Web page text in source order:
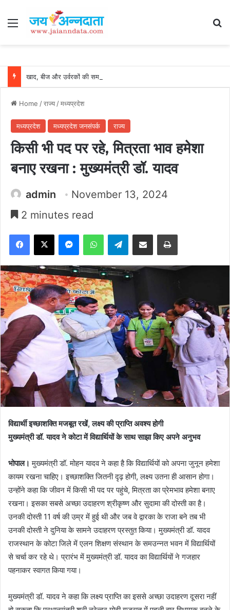
Menu
Home /राज्य/मध्यप्रदेश
मध्यप्रदेश मध्यप्रदेश जनसंपर्क राज्य
किसी भी पद पर रहे, मित्रता भाव हमेशा
बनाए रखना : मुख्यमंत्री डॉ. यादव
admin
November 13, 2024
2 minutes read
Facebook
X MessengerWhatsAppTelegramShare via Email Print
विद्यार्थी इच्छाशक्ति मजबूत रखें, लक्ष्य की प्राप्ति अवश्य होगी
मुख्यमंत्री डॉ. यादव ने कोटा में विद्यार्थियों के साथ साझा किए अपने अनुभव
भोपाल। मुख्यमंत्री डॉ. मोहन यादव ने कहा है कि विद्यार्थियों को अपना जुनून हमेशा
कायम रखना चाहिए। इच्छाशक्ति जितनी दृढ़ होगी, लक्ष्य उतना ही आसान होगा।
उन्होंने कहा कि जीवन में किसी भी पद पर पहुंचे, मित्रता का प्रेमभाव हमेशा बनाए
रखना। इसका सबसे अच्छा उदाहरण श्रीकृष्ण और सुदामा की दोस्ती का है।
उनकी दोस्ती 11 वर्ष की उम्र में हुई थी और जब वे द्वारका के राजा बने तब भी
उनकी दोस्ती ने दुनिया के सामने उदाहरण प्रस्तुत किया। मुख्यमंत्री डॉ. यादव
राजस्थान के कोटा जिले में एलन शिक्षण संस्थान के समउन्नत भवन में विद्यार्थियों
से चर्चा कर रहे थे। प्रारंभ में मुख्यमंत्री डॉ. यादव का विद्यार्थियों ने गजहार
पहनाकर स्वागत किया गया।
मुख्यमंत्री डॉ. यादव ने कहा कि लक्ष्य प्राप्ति का इससे अच्छा उदाहरण दूसरा नहीं